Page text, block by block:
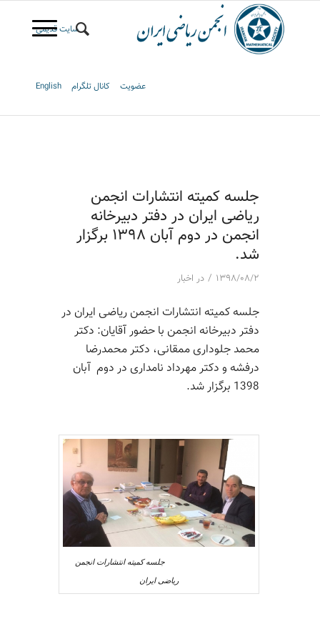
سایت قدیمی
عضویت کانال تلگرام English
جلسه کمیته انتشارات انجمن
ریاضی ایران در دفتر دبیرخانه
انجمن در دوم آبان ۱۳۹۸ برگزار
شد.
۱۳۹۸/۰۸/۲ / در اخبار
جلسه کمیته انتشارات انجمن ریاضی ایران در
دفتر دبیرخانه انجمن با حضور آقایان: دکتر
محمد جلوداری ممقانی، دکتر محمدرضا
درفشه و دکتر مهرداد نامداری در دوم آبان
1398 برگزار شد.
جلسه کمیته انتشارات انجمن
ریاضی ایران